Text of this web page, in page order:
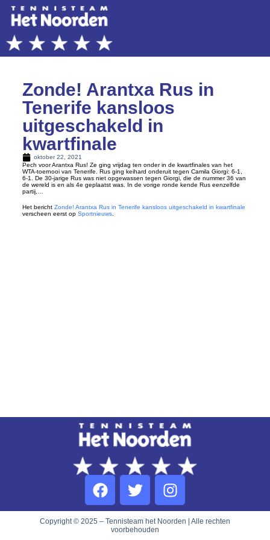
Zonde! Arantxa Rus in
Tenerife kansloos
uitgeschakeld in
kwartfinale
oktober 22, 2021
Pech voor Arantxa Rus! Ze ging vrijdag ten onder in de kwartfinales van het
WTA-toernooi van Tenerife. Rus ging keihard onderuit tegen Camila Giorgi: 6-1,
6-1. De 30-jarige Rus was niet opgewassen tegen Giorgi, die de nummer 36 van
de wereld is en als 4e geplaatst was. In de vorige ronde kende Rus eenzelfde
partij,…
Het bericht Zonde! Arantxa Rus in Tenerife kansloos uitgeschakeld in kwartfinale
verscheen eerst op Sportnieuws.
Copyright © 2025 – Tennisteam het Noorden | Alle rechten
voorbehouden